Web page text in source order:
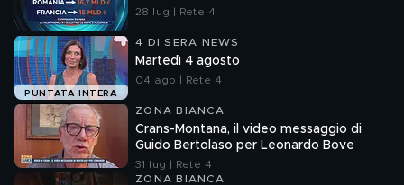
28 lug | Rete 4
PUNTATA INTERA
4 DI SERA NEWS
Martedì 4 agosto
04 ago | Rete 4
ZONA BIANCA
Crans-Montana, il video messaggio di
Guido Bertolaso per Leonardo Bove
31 lug | Rete 4
ZONA BIANCA